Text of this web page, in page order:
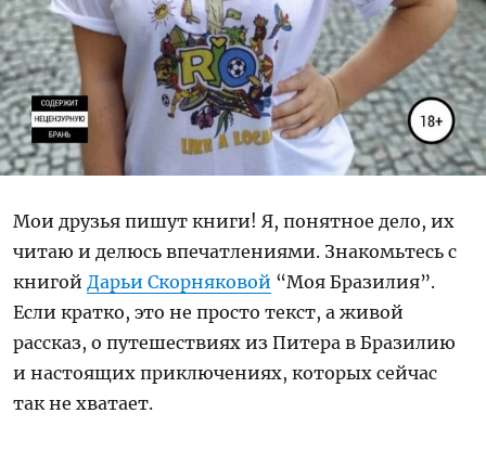
Мои друзья пишут книги! Я, понятное дело, их
читаю и делюсь впечатлениями. Знакомьтесь с
книгой Дарьи Скорняковой “Моя Бразилия”.
Если кратко, это не просто текст, а живой
рассказ, о путешествиях из Питера в Бразилию
и настоящих приключениях, которых сейчас
так не хватает.